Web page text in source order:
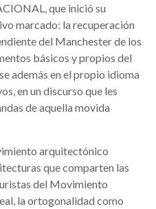
que inició su
marcado: la recuperación
del Manchester de los
básicos y propios del
además en el propio idioma
en un discurso que les
de aquella movida
arquitectónico
que comparten las
del Movimiento
la ortogonalidad como